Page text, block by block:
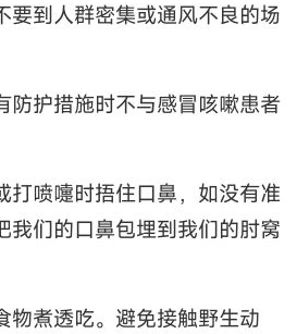
要到人群密集或通风不良的场
防护措施时不与感冒咳嗽患者
打喷嚏时捂住口鼻，如没有准
我们的口鼻包埋到我们的肘窝
物煮透吃。避免接触野生动